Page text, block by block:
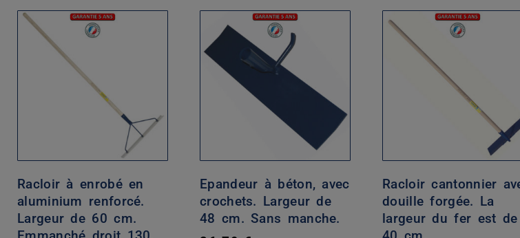
Racloir à enrobé en
aluminium renforcé.
Largeur de 60 cm.
Epandeur à béton, avec
crochets. Largeur de
48 cm. Sans manche.
Racloir cantonnier
douille forgée. La
largeur du fer est de